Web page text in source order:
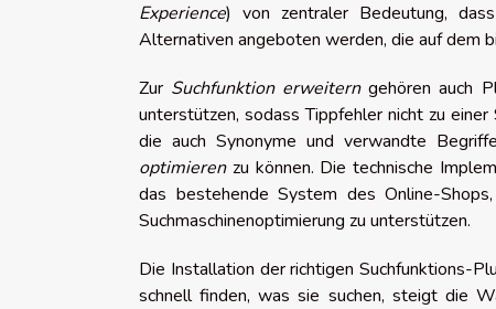
Experience) von zentraler Bedeutung,
Alternativen angeboten werden, die auf dem
Zur Suchfunktion erweiterngehören auch
unterstützen, sodass Tippfehler nicht zu
die auch Synonyme und verwandte
optimierenzu können. Die technische
das bestehende System des Online-
Suchmaschinenoptimierung zu unterstützen.
Die Installation der richtigen Suchfunktions-
schnell finden, was sie suchen, steigt die